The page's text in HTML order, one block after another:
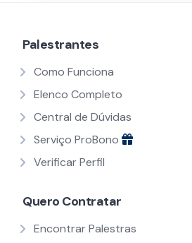
Palestrantes
Como Funciona
Elenco Completo
Central de Dúvidas
Serviço ProBono
Verificar Perfil
Quero Contratar
Encontrar Palestras